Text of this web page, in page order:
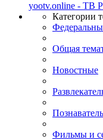
yootv.online - ТВ
Категории
Общая
Новостные
Фильмы и